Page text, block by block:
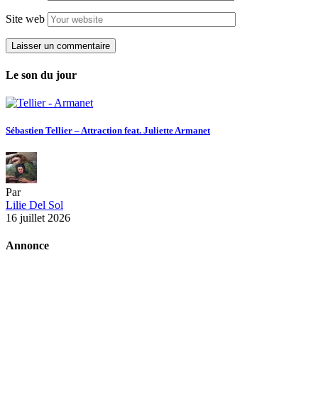
Site web
Le son du jour
Sébastien Tellier – Attraction feat. Juliette Armanet
Par
Lilie Del Sol
16 juillet 2026
Annonce